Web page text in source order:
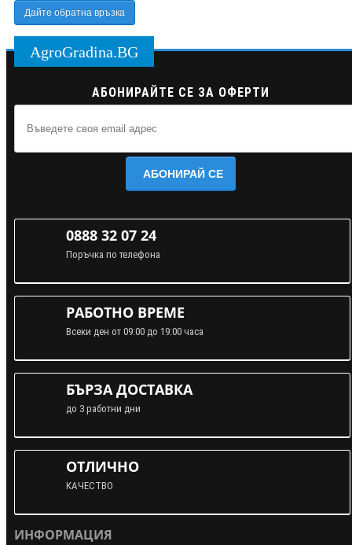
Дайте обратна връзка
AgroGradina.BG
АБОНИРАЙТЕ СЕ ЗА ОФЕРТИ
АБОНИРАЙ СЕ
0888 32 07 24
Поръчка по телефона
РАБОТНО ВРЕМЕ
Всеки ден от 09:00 до 19:00 часа
БЪРЗА ДОСТАВКА
до 3 работни дни
ОТЛИЧНО
КАЧЕСТВО
ИНФОРМАЦИЯ